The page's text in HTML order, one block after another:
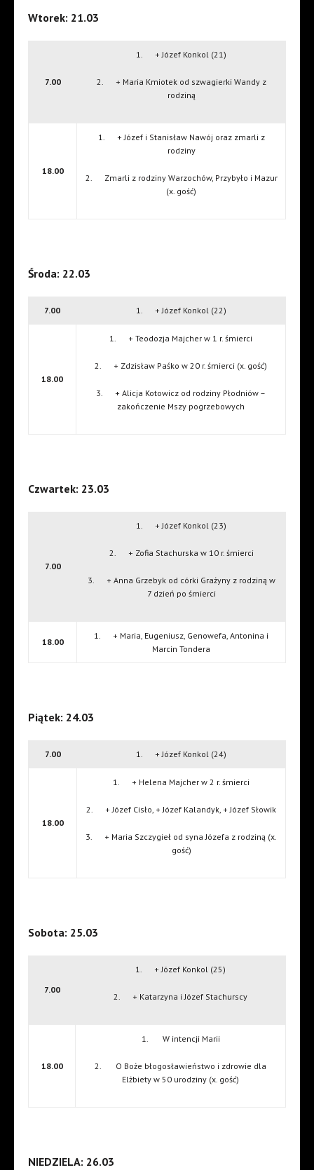
Wtorek: 21.03
7.00
1. + Józef Konkol (21)
2. + Maria Kmiotek od szwagierki Wandy z
rodziną
18.00
1. + Józef i Stanisław Nawój oraz zmarli z
rodziny
2. Zmarli z rodziny Warzochów, Przybyło i Mazur
(x. gość)
Środa: 22.03
7.00 1. + Józef Konkol (22)
18.00
1. + Teodozja Majcher w 1 r. śmierci
2. + Zdzisław Paśko w 20 r. śmierci (x. gość)
3. + Alicja Kotowicz od rodziny Płodniów –
zakończenie Mszy pogrzebowych
Czwartek: 23.03
7.00
1. + Józef Konkol (23)
2. + Zofia Stachurska w 10 r. śmierci
3. + Anna Grzebyk od córki Grażyny z rodziną w
7 dzień po śmierci
18.00
1. + Maria, Eugeniusz, Genowefa, Antonina i
Marcin Tondera
Piątek: 24.03
7.00 1. + Józef Konkol (24)
18.00
1. + Helena Majcher w 2 r. śmierci
2. + Józef Cisło, + Józef Kalandyk, + Józef Słowik
3. + Maria Szczygieł od syna Józefa z rodziną (x.
gość)
Sobota: 25.03
7.00
1. + Józef Konkol (25)
2. + Katarzyna i Józef Stachurscy
18.00
1. W intencji Marii
2. O Boże błogosławieństwo i zdrowie dla
Elżbiety w 50 urodziny (x. gość)
NIEDZIELA: 26.03